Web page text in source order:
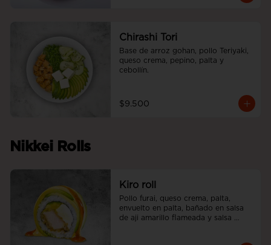
Chirashi Tori
Base de arroz gohan, pollo Teriyaki,
queso crema, pepino, palta y
cebollín.
$9.500
Nikkei Rolls
Kiro roll
Pollo furai, queso crema, palta,
envuelto en palta, bañado en salsa
de aji amarillo flameada y salsa